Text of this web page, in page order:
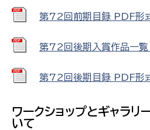
第72回前期目録 PDF形
第72回後期入賞作品一覧
第72回後期目録 PDF形
ワークショップとギャラリ
いて